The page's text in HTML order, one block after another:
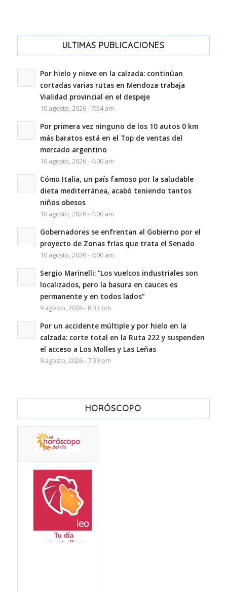
ULTIMAS PUBLICACIONES
Por hielo y nieve en la calzada: continúan
cortadas varias rutas en Mendoza trabaja
Vialidad provincial en el despeje
10 agosto, 2026 - 7:54 am
Por primera vez ninguno de los 10 autos 0 km
más baratos está en el Top de ventas del
mercado argentino
10 agosto, 2026 - 4:00 am
Cómo Italia, un país famoso por la saludable
dieta mediterránea, acabó teniendo tantos
niños obesos
10 agosto, 2026 - 4:00 am
Gobernadores se enfrentan al Gobierno por el
proyecto de Zonas frías que trata el Senado
10 agosto, 2026 - 4:00 am
Sergio Marinelli: “Los vuelcos industriales son
localizados, pero la basura en cauces es
permanente y en todos lados”
9 agosto, 2026 - 8:33 pm
Por un accidente múltiple y por hielo en la
calzada: corte total en la Ruta 222 y suspenden
el acceso a Los Molles y Las Leñas
9 agosto, 2026 - 7:39 pm
HORÓSCOPO